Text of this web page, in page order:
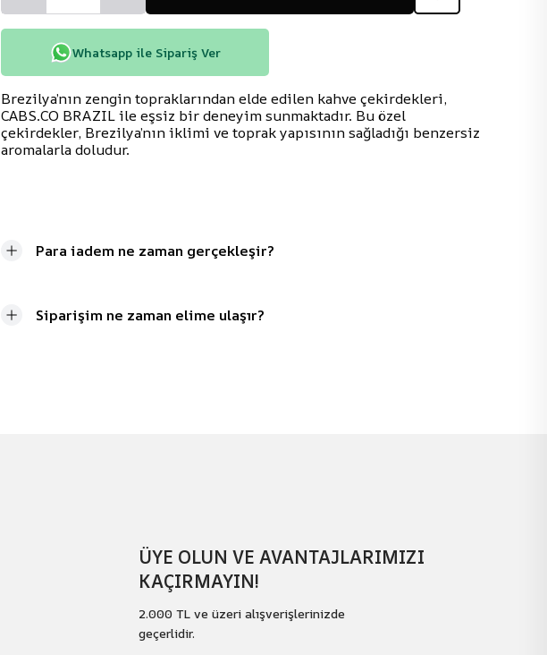
Whatsapp ile Sipariş Ver
Brezilya’nın zengin topraklarından elde edilen kahve çekirdekleri,
CABS.CO BRAZIL ile eşsiz bir deneyim sunmaktadır. Bu özel
çekirdekler, Brezilya’nın iklimi ve toprak yapısının sağladığı benzersiz
aromalarla doludur.
Para iadem ne zaman gerçekleşir?
Siparişim ne zaman elime ulaşır?
ÜYE OLUN VE AVANTAJLARIMIZI
KAÇIRMAYIN!
2.000 TL ve üzeri alışverişlerinizde
geçerlidir.